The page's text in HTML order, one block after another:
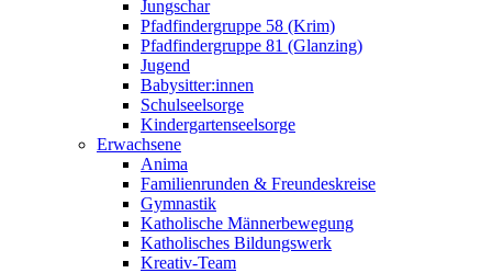
Jungschar
Pfadfindergruppe 58 (Krim)
Pfadfindergruppe 81 (Glanzing)
Jugend
Babysitter:innen
Schulseelsorge
Kindergartenseelsorge
Erwachsene
Anima
Familienrunden & Freundeskreise
Gymnastik
Katholische Männerbewegung
Katholisches Bildungswerk
Kreativ-Team